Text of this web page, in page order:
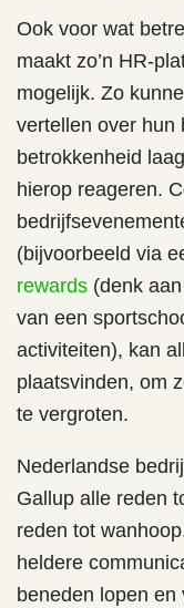
Ook voor wat
maakt zo’n HR-
mogelijk. Zo
vertellen over hun
betrokkenheid
hierop reageren.
(bijvoorbeeld via
rewards (denk
van een
activiteiten), kan
plaatsvinden, om
te vergroten.
Nederlandse
Gallup alle reden
reden tot
heldere
beneden lopen